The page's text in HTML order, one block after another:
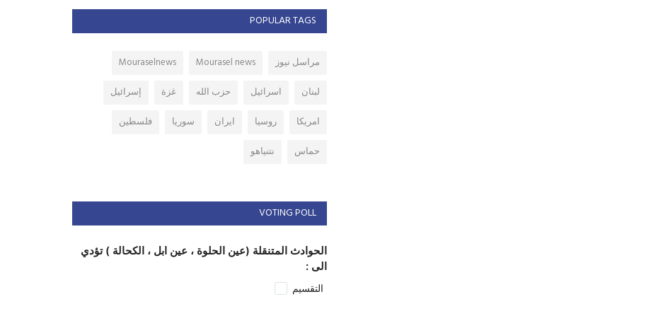
POPULAR TAGS
مراسل نيوز Mourasel news
Mouraselnews
لبنان
اسرائيل حزب الله غزة
إسرائيل
امريكا
روسيا ايران سوريا
فلسطين
حماس
نتنياهو
VOTING POLL
الحوادث المتنقلة (عين الحلوة ، عين ابل ، الكحالة ) تؤدي
الى :
التقسيم